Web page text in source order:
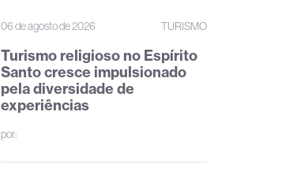
06 de agosto de 2026 TURISMO
Turismo religioso no Espírito
Santo cresce impulsionado
pela diversidade de
experiências
por: